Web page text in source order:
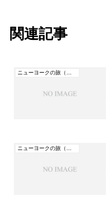
関連記事
ニューヨークの旅（アメリカ）
ニューヨークの旅（アメリカ）